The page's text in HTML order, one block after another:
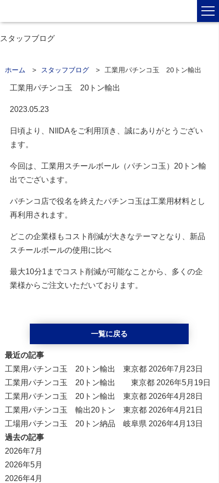
スタッフブログ
ホーム スタッフブログ 工業用パチンコ玉 20トン輸出
工業用パチンコ玉 20トン輸出
2023.05.23
日頃より、NIIDAをご利用頂き、誠にありがとうござい
ます。
今回は、工業用スチールボール（パチンコ玉）20トン輸
出でございます。
パチンコ店で役名を終えたパチンコ玉は工業用材料とし
再利用されます。
どこの企業様もコスト削減が大きなテーマとなり、新品
スチールボールの使用に比べ
最大10分1までコスト削減が可能なことから、多くの企
業様からご注文いただいております。
一覧に戻る
最近の記事
工業用パチンコ玉 20トン輸出 東京都 2026年7月23日
工業用パチンコ玉 20トン輸出 東京都 2026年5月19日
工業用パチンコ玉 20トン輸出 東京都 2026年4月28日
工業用パチンコ玉 輸出20トン 東京都 2026年4月21日
工場用パチンコ玉 20トン納品 岐阜県 2026年4月13日
過去の記事
2026年7月
2026年5月
2026年4月